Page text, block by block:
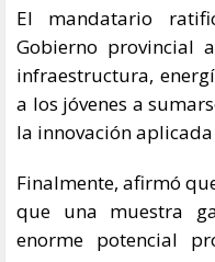
El mandatario
Gobierno provincial
infraestructura,
a los jóvenes a
la innovación
Finalmente, afirmó
que una muestra
enorme potencial